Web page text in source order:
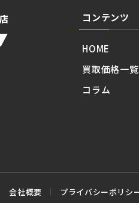
コンテンツ
HOME
買取価格一覧
コラム
会社概要 プライバシーポリシ